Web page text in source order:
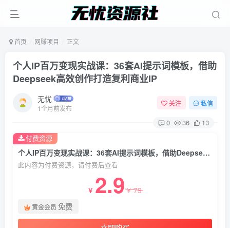
首页 网赚项目 正文
个人IP百万变现实战课：36套AI提示词模板，借助
Deepseek高效创作打造复利商业IP
无忧
1个月前发布
关注 私信
0 36 13
个人IP百万变现实战课：36套AI提示词模板，借助Deepseek高效创作打造复利商业IP
此内容为付费资源，请付费后查看
￥ 2.9￥79
黄金会员 免费
付费资源